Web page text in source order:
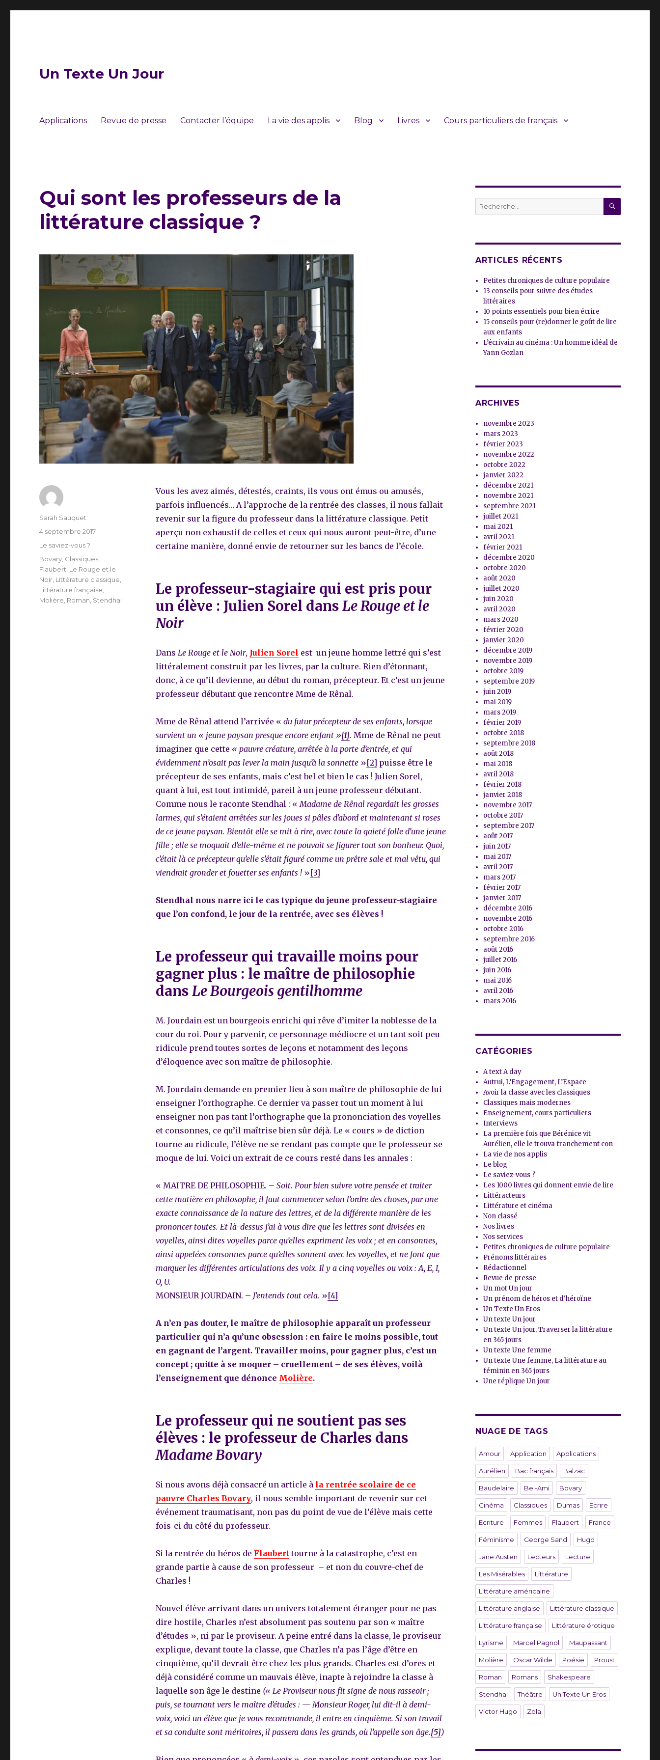
Un Texte Un Jour
Applications Revue de presse Contacter l’équipe La vie des applis Blog Livres Cours particuliers de français
Qui sont les professeurs de la
littérature classique ?
Vous les avez aimés, détestés, craints, ils vous ont émus ou amusés,
parfois influencés… A l’approche de la rentrée des classes, il nous fallait
revenir sur la figure du professeur dans la littérature classique. Petit
aperçu non exhaustif de celles et ceux qui nous auront peut-être, d’une
certaine manière, donné envie de retourner sur les bancs de l’école.
Le professeur-stagiaire qui est pris pour
un élève : Julien Sorel dansLe Rouge et le
Noir
Dans Le Rouge et le Noir, Julien Sorel est un jeune homme lettré qui s’est
littéralement construit par les livres, par la culture. Rien d’étonnant,
donc, à ce qu’il devienne, au début du roman, précepteur. Et c’est un jeune
professeur débutant que rencontre Mme de Rênal.
Mme de Rênal attend l’arrivée « du futur précepteur de ses enfants, lorsque
survient un « jeune paysan presque encore enfant »[1]. Mme de Rênal ne peut
imaginer que cette « pauvre créature, arrêtée à la porte d’entrée, et qui
évidemment n’osait pas lever la main jusqu’à la sonnette»[2] puisse être le
précepteur de ses enfants, mais c’est bel et bien le cas ! Julien Sorel,
quant à lui, est tout intimidé, pareil à un jeune professeur débutant.
Comme nous le raconte Stendhal : «Madame de Rênal regardait les grosses
larmes, qui s’étaient arrêtées sur les joues si pâles d’abord et maintenant si roses
de ce jeune paysan. Bientôt elle se mit à rire, avec toute la gaieté folle d’une jeune
fille ; elle se moquait d’elle-même et ne pouvait se figurer tout son bonheur. Quoi,
c’était là ce précepteur qu’elle s’était figuré comme un prêtre sale et mal vêtu, qui
viendrait gronder et fouetter ses enfants !»[3]
Stendhal nous narre ici le cas typique du jeune professeur-stagiaire
que l’on confond, le jour de la rentrée, avec ses élèves !
Le professeur qui travaille moins pour
gagner plus : le maître de philosophie
dansLe Bourgeois gentilhomme
M. Jourdain est un bourgeois enrichi qui rêve d’imiter la noblesse de la
cour du roi. Pour y parvenir, ce personnage médiocre et un tant soit peu
ridicule prend toutes sortes de leçons et notamment des leçons
d’éloquence avec son maître de philosophie.
M. Jourdain demande en premier lieu à son maître de philosophie de lui
enseigner l’orthographe. Ce dernier va passer tout un moment à lui
enseigner non pas tant l’orthographe que la prononciation des voyelles
et consonnes, ce qu’il maîtrise bien sûr déjà. Le « cours » de diction
tourne au ridicule, l’élève ne se rendant pas compte que le professeur se
moque de lui. Voici un extrait de ce cours resté dans les annales :
« MAITRE DE PHILOSOPHIE. – Soit. Pour bien suivre votre pensée et traiter
cette matière en philosophe, il faut commencer selon l’ordre des choses, par une
exacte connaissance de la nature des lettres, et de la différente manière de les
prononcer toutes. Et là-dessus j’ai à vous dire que les lettres sont divisées en
voyelles, ainsi dites voyelles parce qu’elles expriment les voix ; et en consonnes,
ainsi appelées consonnes parce qu’elles sonnent avec les voyelles, et ne font que
marquer les différentes articulations des voix. Il y a cinq voyelles ou voix : A, E, I,
O, U.
MONSIEUR JOURDAIN. – J’entends tout cela. »[4]
A n’en pas douter, le maître de philosophie apparaît un professeur
particulier qui n’a qu’une obsession : en faire le moins possible, tout
en gagnant de l’argent. Travailler moins, pour gagner plus, c’est un
concept ; quitte à se moquer – cruellement – de ses élèves, voilà
l’enseignement que dénonce Molière.
Le professeur qui ne soutient pas ses
élèves : le professeur de Charles dans
Madame Bovary
Si nous avons déjà consacré un article à la rentrée scolaire de ce
pauvre Charles Bovary, il nous semble important de revenir sur cet
événement traumatisant, non pas du point de vue de l’élève mais cette
fois-ci du côté du professeur.
Si la rentrée du héros de Flauberttourne à la catastrophe, c’est en
grande partie à cause de son professeur – et non du couvre-chef de
Charles !
Nouvel élève arrivant dans un univers totalement étranger pour ne pas
dire hostile, Charles n’est absolument pas soutenu par son « maître
d’études », ni par le proviseur. A peine entré dans la classe, le proviseur
explique, devant toute la classe, que Charles n’a pas l’âge d’être en
cinquième, qu’il devrait être chez les plus grands. Charles est d’ores et
déjà considéré comme un mauvais élève, inapte à rejoindre la classe à
laquelle son âge le destine (« Le Proviseur nous fit signe de nous rasseoir ;
puis, se tournant vers le maître d’études : — Monsieur Roger, lui dit-il à demi-
voix, voici un élève que je vous recommande, il entre en cinquième. Si son travail
et sa conduite sont méritoires, il passera dans les grands, où l’appelle son âge.[5])
Auteur
Sarah Sauquet
Publié
4 septembre 2017
Catégories
Le saviez-vous ?
Étiquettes
Bovary Classiques
Flaubert Le Rouge et le
Noir Littérature classique
Littérature française
Molière Roman Stendhal
Recherche
pour :
ARTICLES RÉCENTS
Petites chroniques de culture populaire
13 conseils pour suivre des études
littéraires
10 points essentiels pour bien écrire
15 conseils pour (re)donner le goût de lire
aux enfants
L’écrivain au cinéma : Un homme idéal de
Yann Gozlan
ARCHIVES
novembre 2023
mars 2023
février 2023
novembre 2022
octobre 2022
janvier 2022
décembre 2021
novembre 2021
septembre 2021
juillet 2021
mai 2021
avril 2021
février 2021
décembre 2020
octobre 2020
août 2020
juillet 2020
juin 2020
avril 2020
mars 2020
février 2020
janvier 2020
décembre 2019
novembre 2019
octobre 2019
septembre 2019
juin 2019
mai 2019
mars 2019
février 2019
octobre 2018
septembre 2018
août 2018
mai 2018
avril 2018
février 2018
janvier 2018
novembre 2017
octobre 2017
septembre 2017
août 2017
juin 2017
mai 2017
avril 2017
mars 2017
février 2017
janvier 2017
décembre 2016
novembre 2016
octobre 2016
septembre 2016
août 2016
juillet 2016
juin 2016
mai 2016
avril 2016
mars 2016
CATÉGORIES
A text A day
Autrui, L’Engagement, L’Espace
Avoir la classe avec les classiques
Classiques mais modernes
Enseignement, cours particuliers
Interviews
La première fois que Bérénice vit
Aurélien, elle le trouva franchement con
La vie de nos applis
Le blog
Le saviez-vous ?
Les 1000 livres qui donnent envie de lire
Littéracteurs
Littérature et cinéma
Non classé
Nos livres
Nos services
Petites chroniques de culture populaire
Prénoms littéraires
Rédactionnel
Revue de presse
Un mot Un jour
Un prénom de héros et d'héroïne
Un Texte Un Eros
Un texte Un jour
Un texte Un jour, Traverser la littérature
en 365 jours
Un texte Une femme
Un texte Une femme, La littérature au
féminin en 365 jours
Une réplique Un jour
NUAGE DE TAGS
Amour Application Applications
Aurélien Bac français Balzac
Baudelaire Bel-Ami Bovary
Cinéma Classiques Dumas Ecrire
Ecriture Femmes Flaubert France
Féminisme George Sand Hugo
Jane Austen Lecteurs Lecture
Les Misérables Littérature
Littérature américaine
Littérature anglaise Littérature classique
Littérature française Littérature érotique
Lyrisme Marcel Pagnol Maupassant
Molière Oscar Wilde Poésie Proust
Roman Romans Shakespeare
Stendhal Théâtre Un Texte Un Eros
Victor Hugo Zola